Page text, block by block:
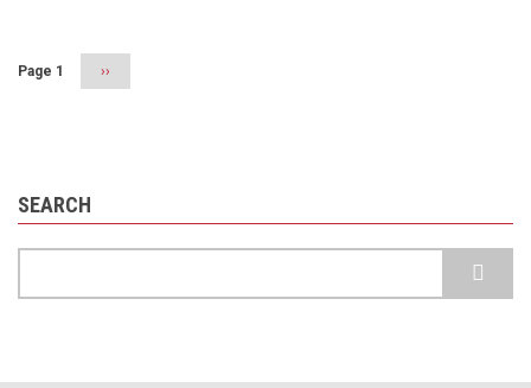
Page 1
Next
page
››
SEARCH